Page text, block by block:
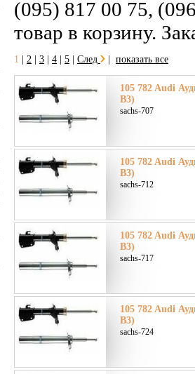
(095) 817 00 75,
товар в корзину.
1 2 3 4 5 След показать все
105 782 Audi
B3)
sachs-707
105 782 Audi
B3)
sachs-712
105 782 Audi
B3)
sachs-717
105 782 Audi
B3)
sachs-724